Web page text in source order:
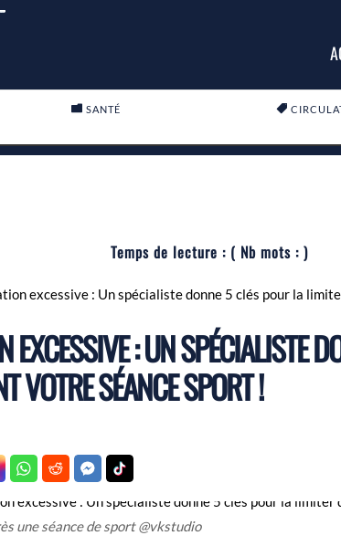
 SANTÉ 
Temps de lecture : ( Nb mots :)
excessive : Un spécialiste donne 5 clés pour la
EXCESSIVE : UN SPÉCIALISTE
VOTRE SÉANCE SPORT !
une séance de sport @vkstudio